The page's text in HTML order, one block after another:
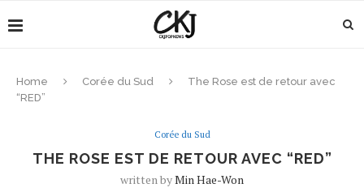
Home Corée du Sud
The Rose est de retour avec
“RED”
Corée du Sud
THE ROSE EST DE RETOUR AVEC “RED”
written byMin Hae-Won